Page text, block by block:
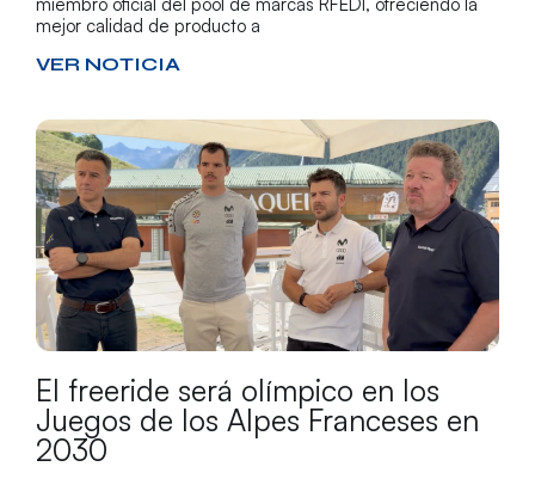
mejor calidad de producto a
VER NOTICIA
El freeride será olímpico en los
Juegos de los Alpes Franceses en
2030